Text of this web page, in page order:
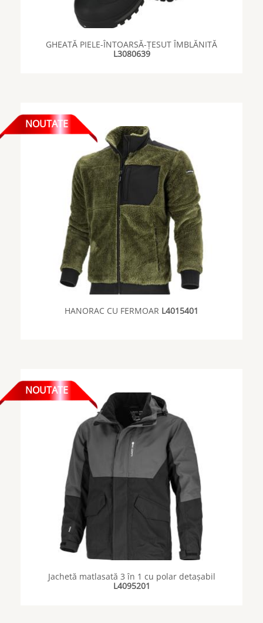
GHEATĂ PIELE-ÎNTOARSĂ-ȚESUT ÎMBLĂNITĂ
L3080639
NOUTATE
HANORAC CU FERMOAR L4015401
NOUTATE
Jachetă matlasată 3 în 1 cu polar detașabil
L4095201